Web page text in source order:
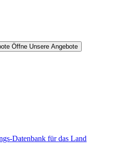
Öffne Unsere Angebote
Datenbank für das Land